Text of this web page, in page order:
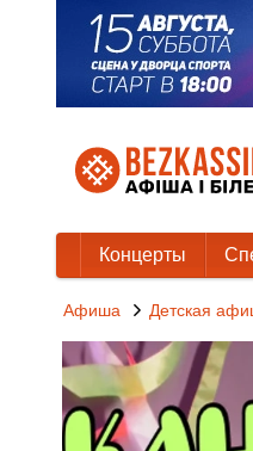
Концерты
Афиша Детская